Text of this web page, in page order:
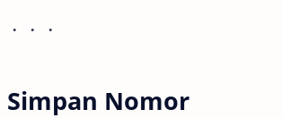
Simpan Nomor